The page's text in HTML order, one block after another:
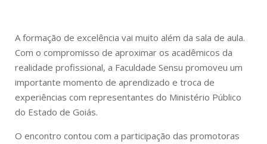
A formação de excelência vai muito além da sala de aula.
Com o compromisso de aproximar os acadêmicos da
realidade profissional, a Faculdade Sensu promoveu um
importante momento de aprendizado e troca de
experiências com representantes do Ministério Público
do Estado de Goiás.
O encontro contou com a participação das promotoras